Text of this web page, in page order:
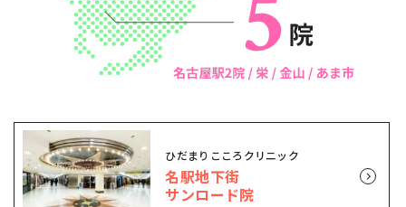
ひだまりこころクリニック
名駅地下街
サンロード院